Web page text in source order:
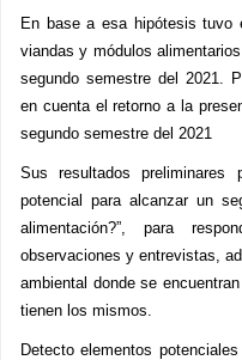
En base a esa hipótesis
viandas y módulos
segundo semestre del 2021.
en cuenta el retorno a la
segundo semestre del 2021
Sus resultados
potencial para alcanzar un
alimentación?”, para
observaciones y entrevistas,
ambiental donde se
tienen los mismos.
Detecto elementos